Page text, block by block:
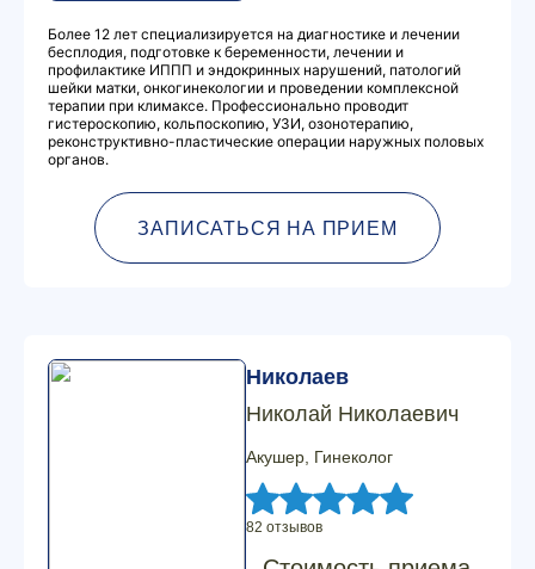
Более 12 лет специализируется на диагностике и лечении
бесплодия, подготовке к беременности, лечении и
профилактике ИППП и эндокринных нарушений, патологий
шейки матки, онкогинекологии и проведении комплексной
терапии при климаксе. Профессионально проводит
гистероскопию, кольпоскопию, УЗИ, озонотерапию,
реконструктивно-пластические операции наружных половых
органов.
ЗАПИСАТЬСЯ НА ПРИЕМ
Николаев
Николай Николаевич
Акушер, Гинеколог
82 отзывов